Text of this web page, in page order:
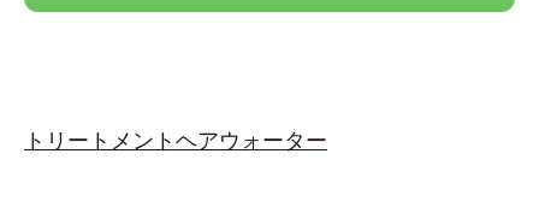
トリートメントヘアウォーター